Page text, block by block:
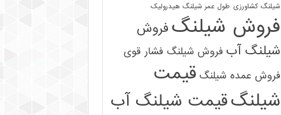
شیلنگ کشاورزی طول عمر شیلنگ هیدرولیک
فروش شیلنگ فروش
شیلنگ آب فروش شیلنگ فشار قوی
فروش عمده شیلنگ قیمت
شیلنگقیمت شیلنگ آب